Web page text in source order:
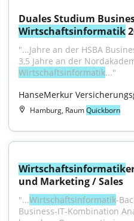
Wirtschaftsinformatik
"...Jahre an der HSBA
Wirtschaftsinformatik..."
HanseMerkur
Hamburg, RaumQuickborn
Wirtschaftsinformatik
und Marketing / Sales
"...Wirtschaftsinformatik-
Business-IT-Kombination